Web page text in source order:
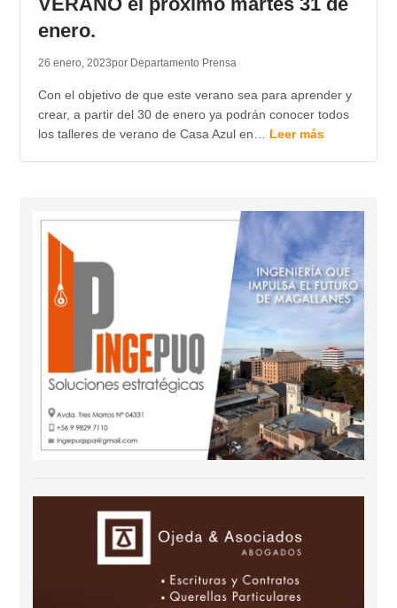
enero.
26 enero, 2023por Departamento Prensa
Con el objetivo de que este verano sea para aprender y
crear, a partir del 30 de enero ya podrán conocer todos
los talleres de verano de Casa Azul en… Leer más